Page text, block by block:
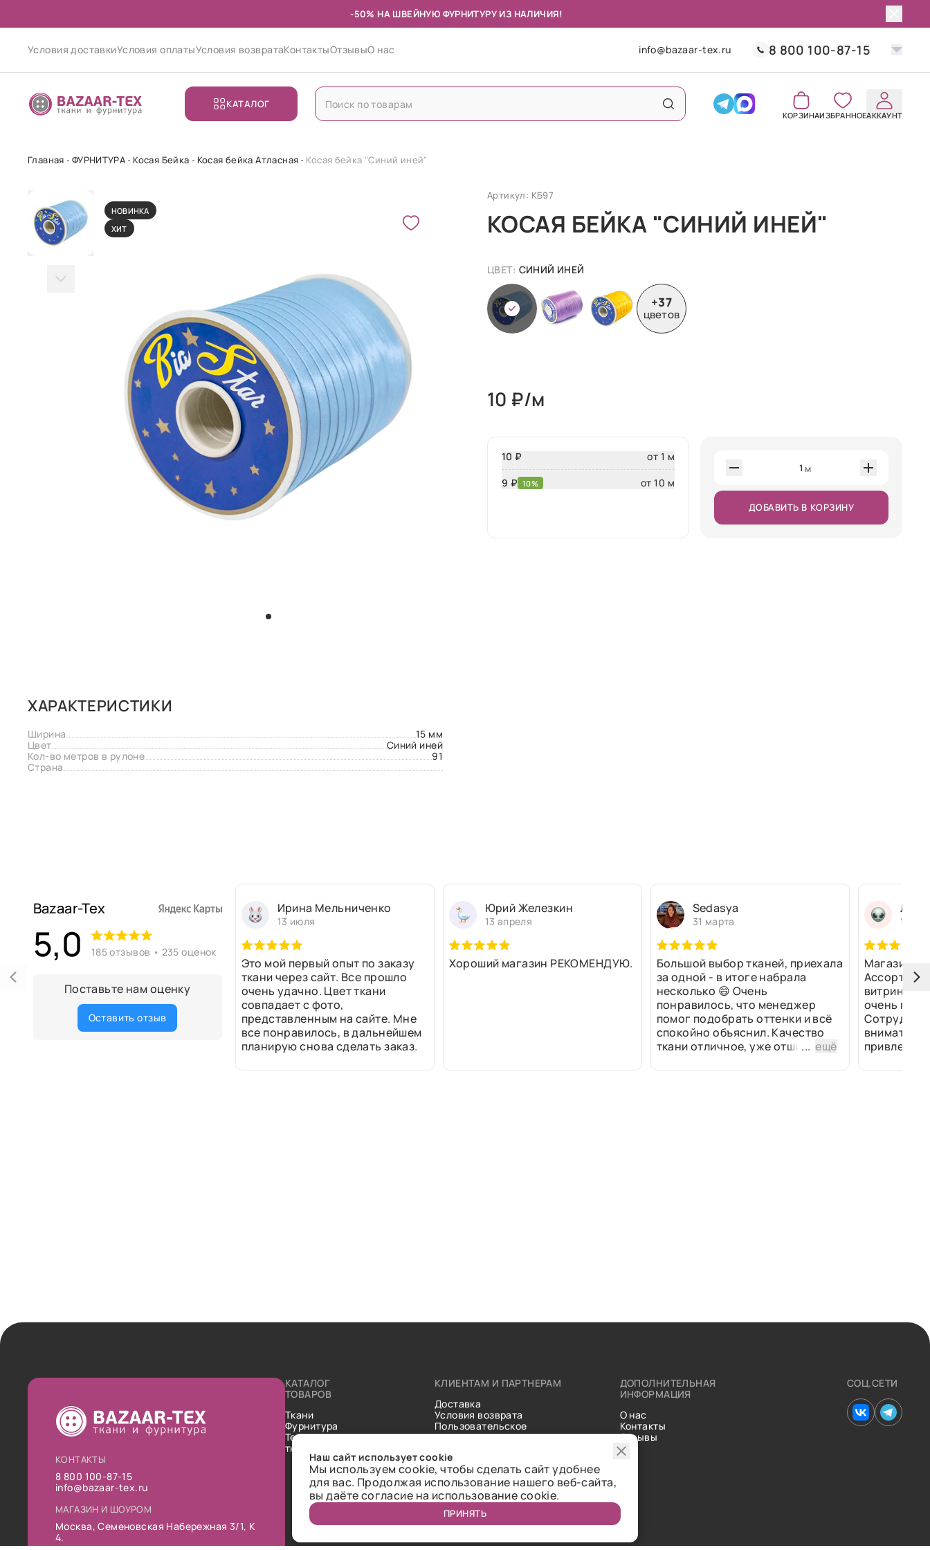
-50% НА ШВЕЙНУЮ ФУРНИТУРУ ИЗ НАЛИЧИЯ!
Условия доставкиУсловия оплатыУсловия возвратаКонтактыОтзывыО нас info@bazaar-tex.ru 8 800 100-87-15
КАТАЛОГ
КОРЗИНАИЗБРАННОЕАККАУНТ
Главная ФУРНИТУРА Косая Бейка Косая бейка Атласная Косая бейка "Синий иней"
НОВИНКА
ХИТ
Артикул: КБ97
КОСАЯ БЕЙКА "СИНИЙ ИНЕЙ"
ЦВЕТ: СИНИЙ ИНЕЙ
+37
цветов
10 ₽/м
10 ₽
от 1 м
9 ₽ 10% от 10 м
1 м
ДОБАВИТЬ В КОРЗИНУ
ХАРАКТЕРИСТИКИ
Ширина
15 мм
Цвет
Синий иней
Кол-во метров в рулоне
91
Страна
Bazaar-Tex
5,0 185 отзывов • 235 оценок
Поставьте нам оценку
Оставить отзыв
Ирина Мельниченко
13 июля
Это мой первый опыт по заказу
ткани через сайт. Все прошло
очень удачно. Цвет ткани
совпадает с фото,
представленным на сайте. Мне
все понравилось, в дальнейшем
планирую снова сделать заказ.
Юрий Железкин
13 апреля
Хороший магазин РЕКОМЕНДУЮ.
Sedasya
31 марта
Большой выбор тканей, приехала
за одной - в итоге набрала
несколько 😄 Очень
понравилось, что менеджер
помог подобрать оттенки и всё
спокойно объяснил. Качество
ткани отличное, уже отшили...ещё
13
Магазин
витринах
очень
привлек
рулоны
КОНТАКТЫ
8 800 100-87-15
info@bazaar-tex.ru
МАГАЗИН И ШОУРОМ
Москва, Семеновская Набережная 3/1, К
4.
КАТАЛОГ
ТОВАРОВ
Ткани
Фурнитура
Технические
ткани
КЛИЕНТАМ И ПАРТНЕРАМ
Доставка
Условия возврата
Пользовательское
соглашение
Статьи
ДОПОЛНИТЕЛЬНАЯ
ИНФОРМАЦИЯ
О нас
Контакты
Отзывы
СОЦ.СЕТИ
Наш сайт использует cookie
Мы используем cookie, чтобы сделать сайт удобнее
для вас. Продолжая использование нашего веб-сайта,
вы даёте согласие на использование cookie.
ПРИНЯТЬ